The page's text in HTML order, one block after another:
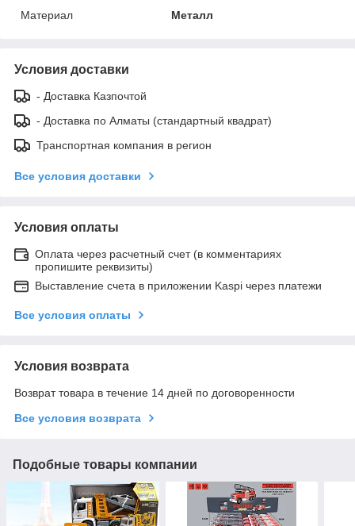
Материал
Металл
Условия доставки
- Доставка Казпочтой
- Доставка по Алматы (стандартный квадрат)
Транспортная компания в регион
Все условия доставки
Условия оплаты
Оплата через расчетный счет (в комментариях
пропишите реквизиты)
Выставление счета в приложении Kaspi через платежи
Все условия оплаты
Условия возврата
Возврат товара в течение 14 дней по договоренности
Все условия возврата
Подобные товары компании